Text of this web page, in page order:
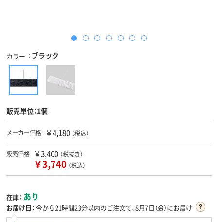
カラー ブラック
販売単位：1個
メーカー価格 ￥4,180 （税込）
販売価格 ￥3,400 （税抜き）
￥3,740 （税込）
在庫： あり
お届け日： 今から21時間23分以内のご注文で、8月7日（金）にお届け